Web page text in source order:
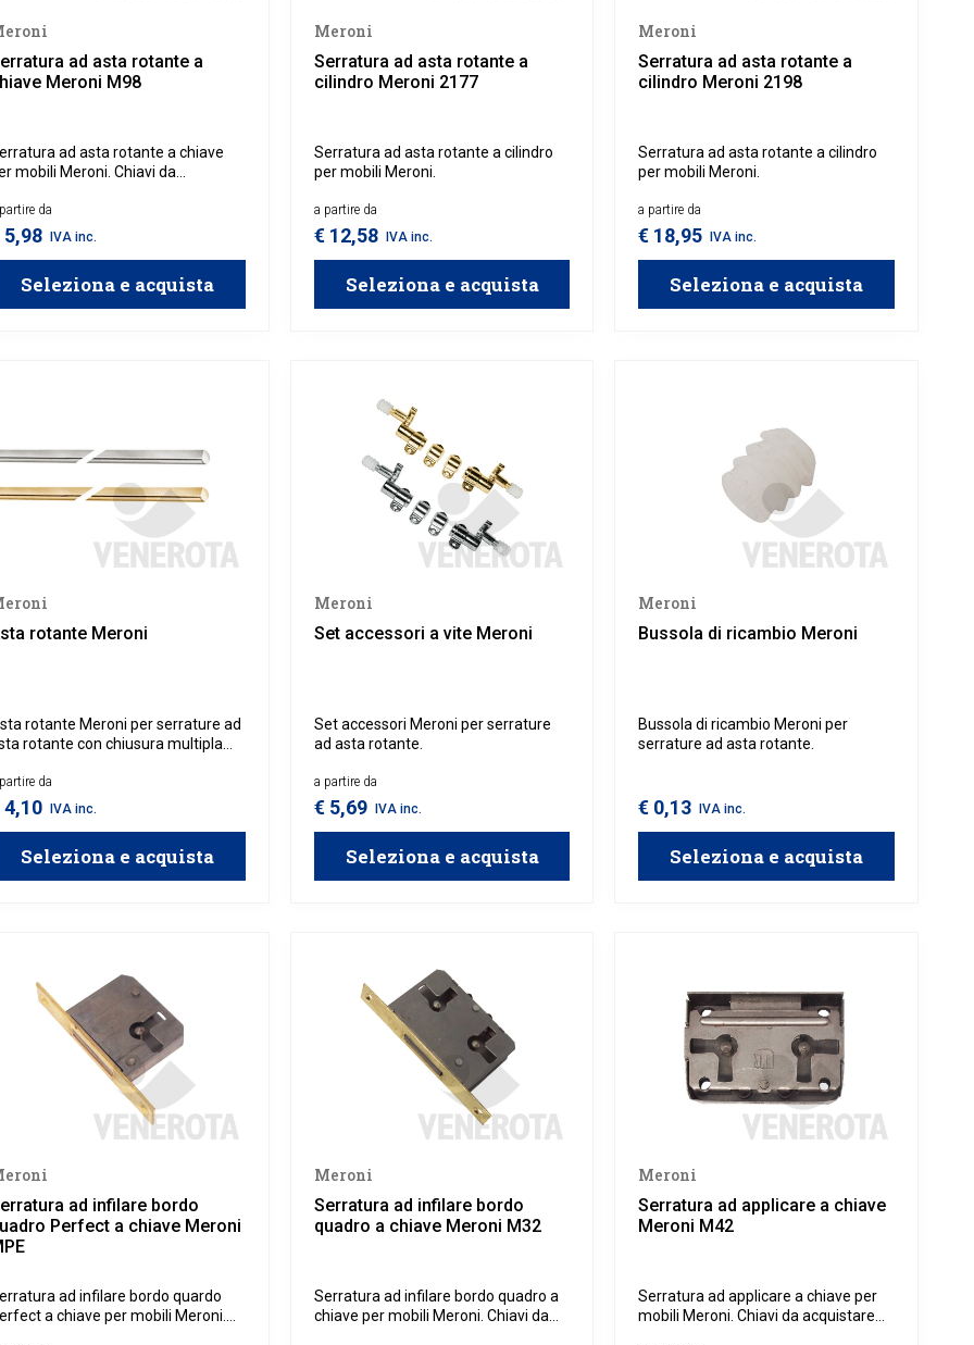
ad asta rotante a
Meroni M98
ad asta rotante a chiave
mobili Meroni. Chiavi da
da
5,98 IVA inc.
Seleziona e acquista
Meroni
Serratura ad asta rotante a
cilindro Meroni 2177
Serratura ad asta rotante a cilindro
per mobili Meroni.
a partire da
€ 12,58 IVA inc.
Seleziona e acquista
Meroni
Serratura ad asta rotante a
cilindro Meroni 2198
Serratura ad asta rotante a cilindro
per mobili Meroni.
a partire da
€ 18,95 IVA inc.
Seleziona e acquista
rotante Meroni
rotante Meroni per serrature ad
rotante con chiusura multipla
da
4,10 IVA inc.
Seleziona e acquista
Meroni
Set accessori a vite Meroni
Set accessori Meroni per serrature
ad asta rotante.
a partire da
€ 5,69 IVA inc.
Seleziona e acquista
Meroni
Bussola di ricambio Meroni
Bussola di ricambio Meroni per
serrature ad asta rotante.
€ 0,13 IVA inc.
Seleziona e acquista
ad infilare bordo
Perfect a chiave Meroni
ad infilare bordo quardo
a chiave per mobili Meroni.
Meroni
Serratura ad infilare bordo
quadro a chiave Meroni M32
Serratura ad infilare bordo quadro a
chiave per mobili Meroni. Chiavi da
Meroni
Serratura ad applicare a chiave
Meroni M42
Serratura ad applicare a chiave per
mobili Meroni. Chiavi da acquistare